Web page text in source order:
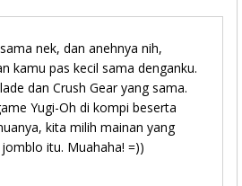
nek, dan anehnya nih,
kamu pas kecil sama denganku.
dan Crush Gear yang sama.
Yugi-Oh di kompi beserta
kita milih mainan yang
itu. Muahaha! =))